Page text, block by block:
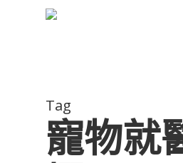
Tag
寵物就